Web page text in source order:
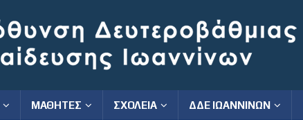
ΜΑΘΗΤΕΣ ΣΧΟΛΕΙΑ ΔΔΕ ΙΩΑΝΝΙΝΩΝ